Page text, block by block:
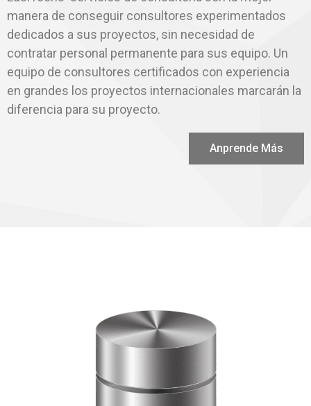
manera de conseguir consultores experimentados
dedicados a sus proyectos, sin necesidad de
contratar personal permanente para sus equipo. Un
equipo de consultores certificados con experiencia
en grandes los proyectos internacionales marcarán la
diferencia para su proyecto.
Anprende Más